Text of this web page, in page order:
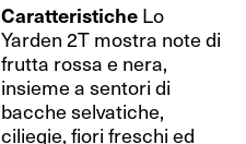
Caratteristiche Lo
Yarden 2T mostra note di
frutta rossa e nera,
insieme a sentori di
bacche selvatiche,
ciliegie, fiori freschi ed